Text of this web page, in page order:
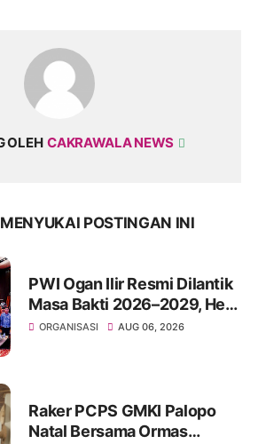
OLEH CAKRAWALA NEWS
POSTINGAN INI
PWI Ogan Ilir Resmi Dilantik
Masa Bakti 2026–2029, Heri
Kusnadi Pimpin Organisasi
ORGANISASI AUG 06, 2026
Raker PCPS GMKI Palopo
Natal Bersama Ormas